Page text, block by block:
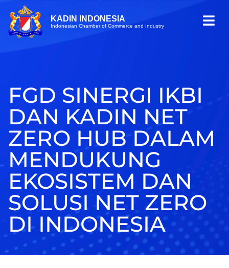
KADIN INDONESIA
Indonesian Chamber of Commerce and Industry
FGD SINERGI IKBI
DAN KADIN NET
ZERO HUB DALAM
MENDUKUNG
EKOSISTEM DAN
SOLUSI NET ZERO
DI INDONESIA